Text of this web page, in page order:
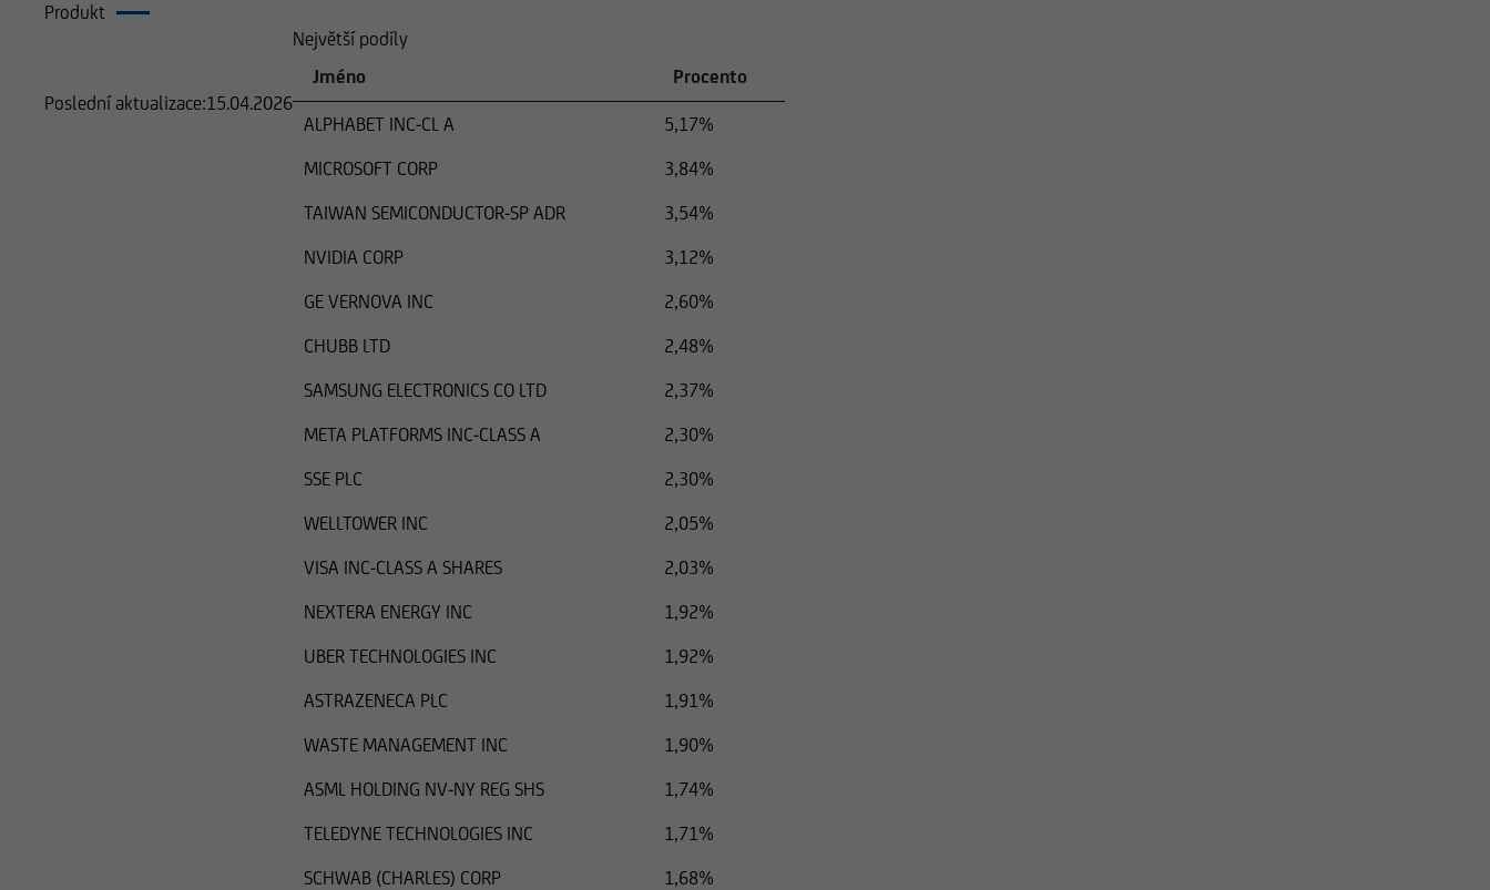
Produkt
Poslední aktualizace:15.04.2026
Největší podíly
Jméno
Procento
ALPHABET INC-CL A
5,17%
MICROSOFT CORP
3,84%
TAIWAN SEMICONDUCTOR-SP ADR
3,54%
NVIDIA CORP
3,12%
GE VERNOVA INC
2,60%
CHUBB LTD
2,48%
SAMSUNG ELECTRONICS CO LTD
2,37%
META PLATFORMS INC-CLASS A
2,30%
SSE PLC
2,30%
WELLTOWER INC
2,05%
VISA INC-CLASS A SHARES
2,03%
NEXTERA ENERGY INC
1,92%
UBER TECHNOLOGIES INC
1,92%
ASTRAZENECA PLC
1,91%
WASTE MANAGEMENT INC
1,90%
ASML HOLDING NV-NY REG SHS
1,74%
TELEDYNE TECHNOLOGIES INC
1,71%
SCHWAB (CHARLES) CORP
1,68%